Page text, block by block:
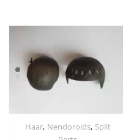
Haar, Nendoroids, Split